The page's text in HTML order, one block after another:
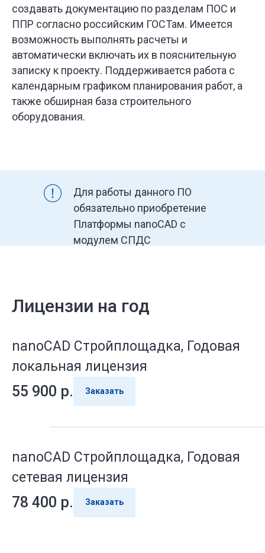
создавать документацию по разделам ПОС и
ППР согласно российским ГОСТам. Имеется
возможность выполнять расчеты и
автоматически включать их в пояснительную
записку к проекту. Поддерживается работа с
календарным графиком планирования работ, а
также обширная база строительного
оборудования.
Для работы данного ПО
обязательно приобретение
Платформы nanoCAD c
модулем СПДС
Лицензии на год
nanoCAD Стройплощадка, Годовая
локальная лицензия
55 900 р. Заказать
nanoCAD Стройплощадка, Годовая
сетевая лицензия
78 400 р. Заказать